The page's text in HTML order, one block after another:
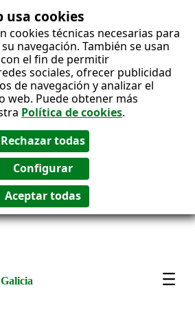
usa cookies
cookies técnicas necesarias para
navegación. También se usan
el fin de permitir
sociales, ofrecer publicidad
de navegación y analizar el
web. Puede obtener más
Política de cookies.